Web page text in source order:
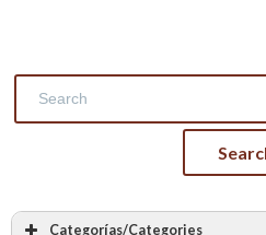
Categorías/Categories